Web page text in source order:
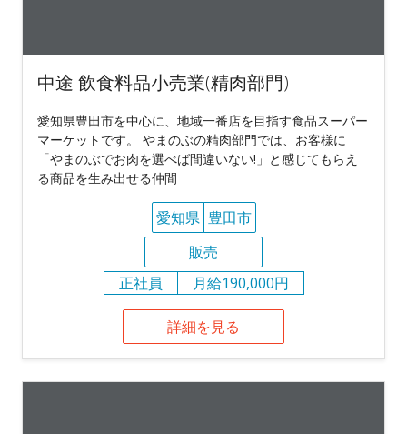
中途 飲食料品小売業(精肉部門)
愛知県豊田市を中心に、地域一番店を目指す食品スーパー
マーケットです。 やまのぶの精肉部門では、お客様に
「やまのぶでお肉を選べば間違いない!」と感じてもらえ
る商品を生み出せる仲間
愛知県 豊田市
販売
正社員
月給190,000円
詳細を見る